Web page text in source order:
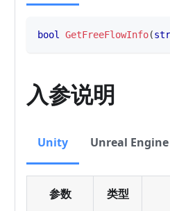
bool GetFreeFlowInfo(
入参说明
Unity Unreal Engine
参数 类型